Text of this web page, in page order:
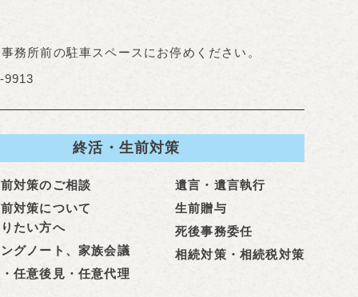
務所前の駐車スペースにお停めください。
9913
終活・生前対策
対策のご相談
対策について
たい方へ
グノート、家族会議
任意後見・任意代理
遺言・遺言執行
生前贈与
死後事務委任
相続対策・相続税対策